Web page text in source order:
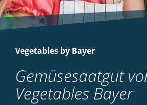
Vegetables by Bayer
Gemüsesaatgut
Vegetables Bayer